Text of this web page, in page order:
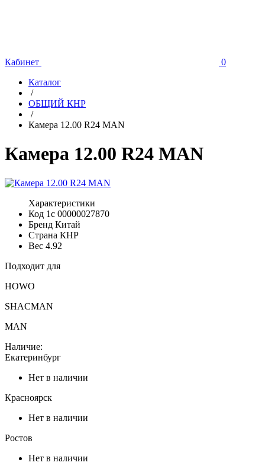
Кабинет
0
Каталог
/
ОБЩИЙ КНР
/
Камера 12.00 R24 MAN
Камера 12.00 R24 MAN
Характеристики
Код 1с 00000027870
Бренд Китай
Страна КНР
Вес 4.92
Подходит для
HOWO
SHACMAN
MAN
Наличие:
Екатеринбург
Нет в наличии
Красноярск
Нет в наличии
Ростов
Нет в наличии